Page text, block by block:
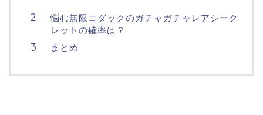
悩む無限コダックのガチャガチャレアシーク
レットの確率は？
まとめ